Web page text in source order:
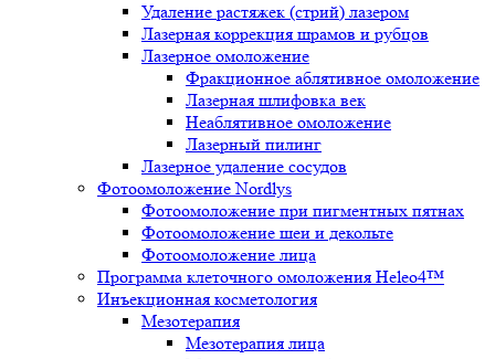
Удаление растяжек (стрий) лазером
Лазерная коррекция шрамов и рубцов
Лазерное омоложение
Фракционное аблятивное омоложение
Лазерная шлифовка век
Неаблятивное омоложение
Лазерный пилинг
Лазерное удаление сосудов
Фотоомоложение Nordlys
Фотоомоложение при пигментных пятнах
Фотоомоложение шеи и декольте
Фотоомоложение лица
Программа клеточного омоложения Heleo4™
Инъекционная косметология
Мезотерапия
Мезотерапия лица